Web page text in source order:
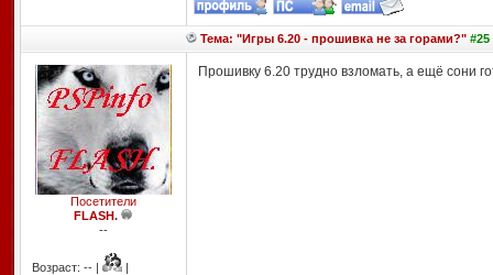
Тема: "Игры 6.20 - прошивка не за горами?"#25
Посетители
FLASH.
--
Возраст: -- |
|
Прошивку 6.20 трудно взломать, а ещё сони